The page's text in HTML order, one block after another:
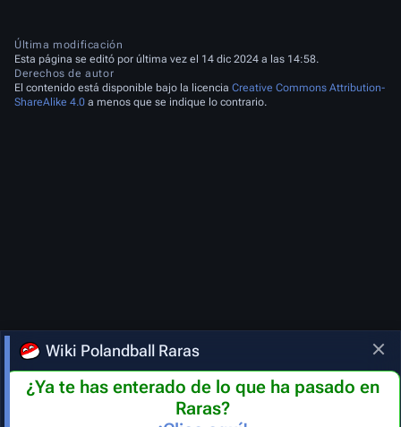
Wiki Polandball Raras
¿Ya te has enterado de lo que ha pasado en
Raras?
Última modificación
Esta página se editó por última vez el 14 dic 2024 a las 14:58.
Derechos de autor
El contenido está disponible bajo la licencia Creative Commons Attribution-
ShareAlike 4.0 a menos que se indique lo contrario.